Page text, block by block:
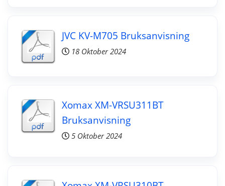
JVC KV-M705 Bruksanvisning
18 Oktober 2024
Xomax XM-VRSU311BT
Bruksanvisning
5 Oktober 2024